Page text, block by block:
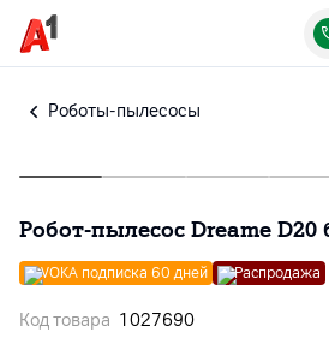
Роботы-пылесосы
Робот-пылесос Dreame D20
VOKA подписка 60 дней Распродажа
Код товара 1027690